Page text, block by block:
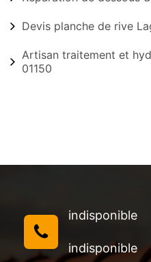
Devis planche de rive
Artisan traitement et
01150
indisponible
indisponible